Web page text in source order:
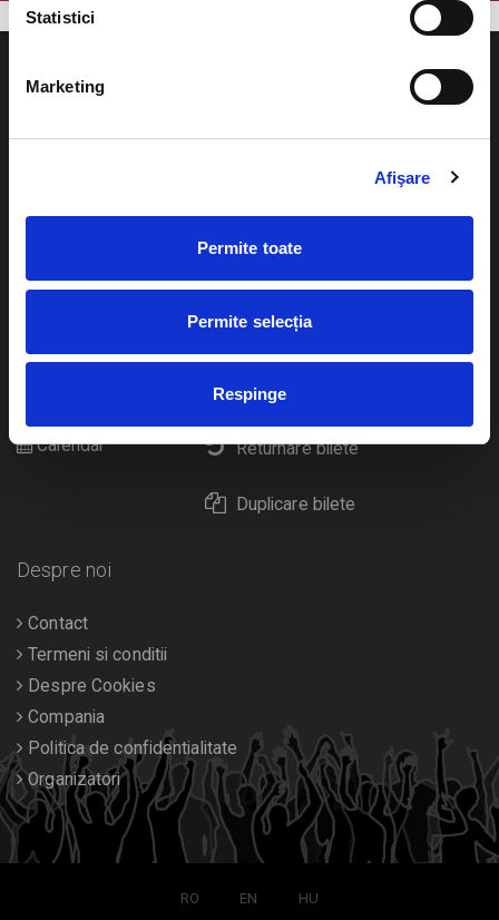
Statistici
Marketing
Afişare
Permite toate
Permite selecția
Respinge
Plata online sau cash
eBilet printat acasa
Livrare prin curier
Returnare bilete
Duplicare bilete
Teatru
festivaluri
Cultura
Calendar
Despre noi
Contact
Termeni si conditii
Despre Cookies
Compania
Politica de confidentialitate
Organizatori
RO EN HU